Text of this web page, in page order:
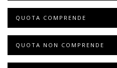
QUOTA COMPRENDE
QUOTA NON COMPRENDE